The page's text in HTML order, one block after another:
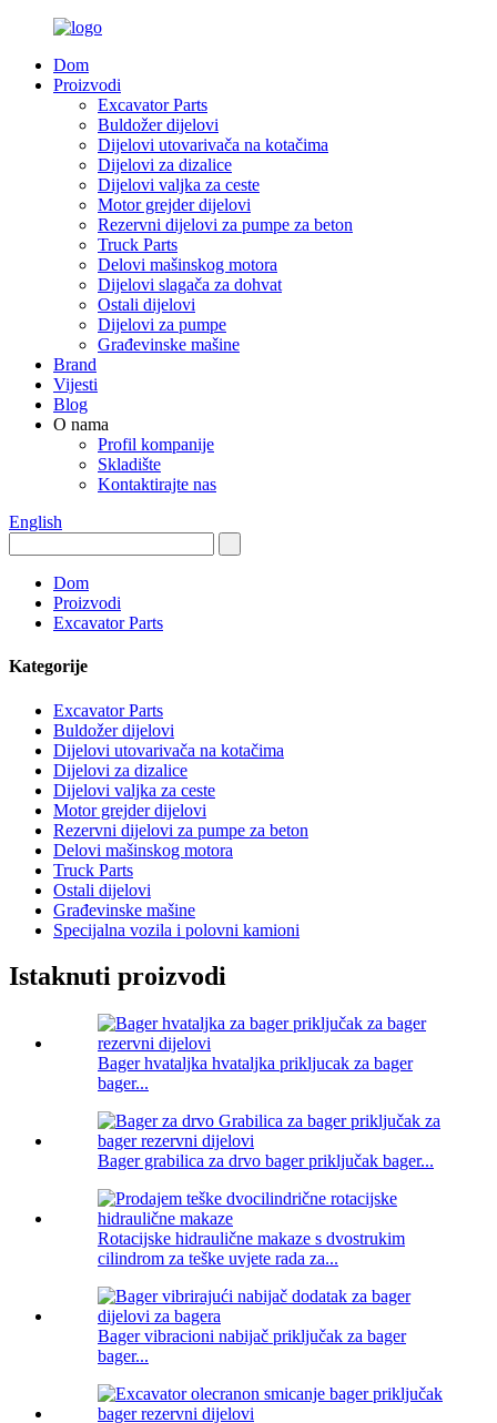
Dom
Proizvodi
Excavator Parts
Buldožer dijelovi
Dijelovi utovarivača na kotačima
Dijelovi za dizalice
Dijelovi valjka za ceste
Motor grejder dijelovi
Rezervni dijelovi za pumpe za beton
Truck Parts
Delovi mašinskog motora
Dijelovi slagača za dohvat
Ostali dijelovi
Dijelovi za pumpe
Građevinske mašine
Brand
Vijesti
Blog
O nama
Profil kompanije
Skladište
Kontaktirajte nas
English
Dom
Proizvodi
Excavator Parts
Kategorije
Excavator Parts
Buldožer dijelovi
Dijelovi utovarivača na kotačima
Dijelovi za dizalice
Dijelovi valjka za ceste
Motor grejder dijelovi
Rezervni dijelovi za pumpe za beton
Delovi mašinskog motora
Truck Parts
Ostali dijelovi
Građevinske mašine
Specijalna vozila i polovni kamioni
Istaknuti proizvodi
Bager hvataljka hvataljka prikljucak za bager
bager...
Bager grabilica za drvo bager priključak bager...
Rotacijske hidraulične makaze s dvostrukim
cilindrom za teške uvjete rada za...
Bager vibracioni nabijač priključak za bager
bager...